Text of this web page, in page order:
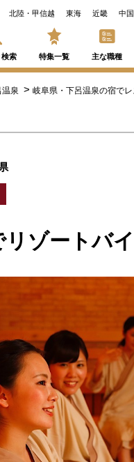
北陸・甲信越 東海 近畿 中国
検索 特集一覧 主な職種
温泉 岐阜県・下呂温泉の宿で
リゾートバ